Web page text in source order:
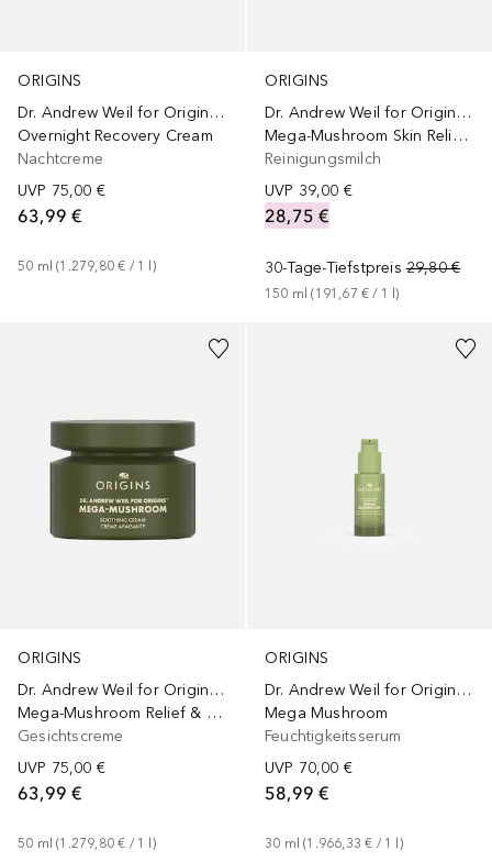
ORIGINS
Dr. Andrew Weil for Origins™
Overnight Recovery Cream
Nachtcreme
UVP 75,00 €
63,99 €
50 ml (1.279,80 € / 1 l)
ORIGINS
Dr. Andrew Weil for Origins™
Mega-Mushroom Skin Relief Face Cleanser
Reinigungsmilch
UVP 39,00 €
28,75 €
30-Tage-Tiefstpreis 29,80 €
150 ml (191,67 € / 1 l)
ORIGINS
Dr. Andrew Weil for Origins™
Mega-Mushroom Relief & Resilience Soothing Cream
Gesichtscreme
UVP 75,00 €
63,99 €
50 ml (1.279,80 € / 1 l)
ORIGINS
Dr. Andrew Weil for Origins™
Mega Mushroom
Feuchtigkeitsserum
UVP 70,00 €
58,99 €
30 ml (1.966,33 € / 1 l)